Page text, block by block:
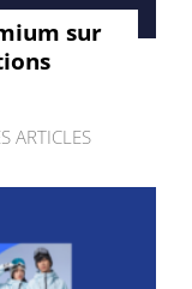
sur
ARTICLES